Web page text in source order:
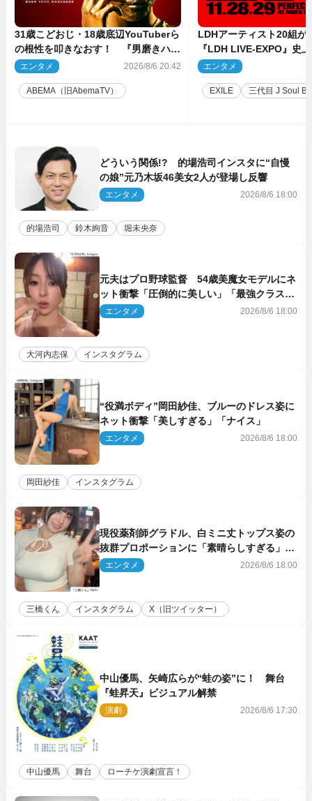
31歳こどおじ・18歳底辺YouTuberら
の根性を叩きなおす！ 『男磨きハウ
ス』第2弾コーチ陣発表
エンタメ 2026/8/6 20:42
ABEMA（旧AbemaTV）
LDHアーティスト20組
『LDH LIVE‐EXPO』史
技場で開催決定
エンタメ
EXILE 三代目 J Soul
どういう関係!? 的場浩司インスタに“自慢
の娘”元乃木坂46美女2人が登場し反響
エンタメ 2026/8/6 18:00
的場浩司 鈴木絢音 堀未央奈
元夫はプロ野球監督 54歳美魔女モデルにネ
ット衝撃「圧倒的に美しい」「最強クラス」
「うっとり」
エンタメ 2026/8/6 18:00
大河内志保 インスタグラム
“役満ボディ”岡田紗佳、ブルーのドレス姿に
ネット衝撃「美しすぎる」「ナイス」
エンタメ 2026/8/6 18:00
岡田紗佳 インスタグラム
現役薬剤師グラドル、白ミニ丈トップス姿の
抜群プロポーションに「素晴らしすぎる」
「すっっっご！」とネット絶賛
エンタメ 2026/8/6 18:00
三橋くん インスタグラム X（旧ツイッター）
中山優馬、矢崎広らが“蛙の姿”に！ 舞台
『蛙昇天』ビジュアル解禁
演劇 2026/8/6 17:30
中山優馬 舞台 ローチケ演劇宣言！